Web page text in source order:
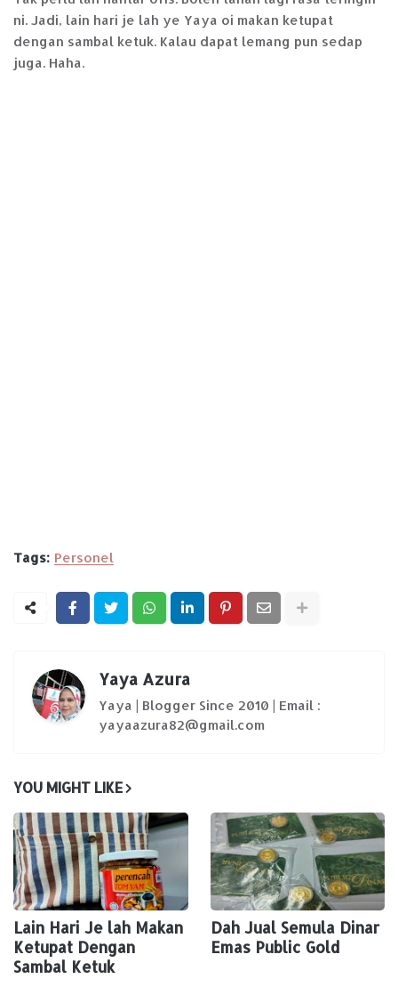
ni. Jadi, lain hari je lah ye Yaya oi makan ketupat
dengan sambal ketuk. Kalau dapat lemang pun sedap
juga. Haha.
Tags: Personel
Yaya Azura
Yaya | Blogger Since 2010 | Email :
yayaazura82@gmail.com
YOU MIGHT LIKE
Lain Hari Je lah Makan
Ketupat Dengan
Sambal Ketuk
Dah Jual Semula Dinar
Emas Public Gold